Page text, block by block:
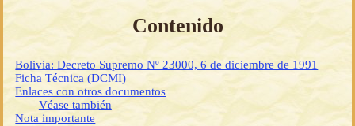
Contenido
Bolivia: Decreto Supremo Nº 23000, 6 de diciembre de 1991
Ficha Técnica (DCMI)
Enlaces con otros documentos
Véase también
Nota importante